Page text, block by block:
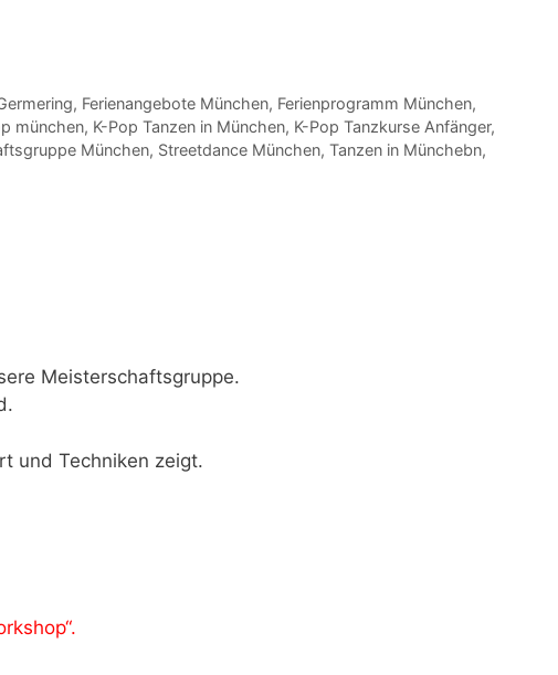
, Ferienangebote München, Ferienprogramm München,
münchen, K-Pop Tanzen in München, K-Pop Tanzkurse Anfänger,
München, Streetdance München, Tanzen in Münchebn,
Meisterschaftsgruppe.
und Techniken zeigt.